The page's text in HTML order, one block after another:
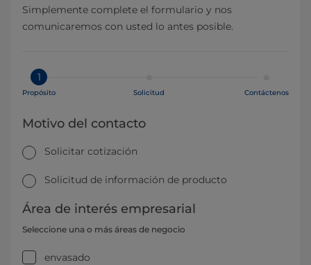
Simplemente complete el formulario y nos
comunicaremos con usted lo antes posible.
1
Propósito Solicitud Contáctenos
Motivo del contacto
Solicitar cotización
Solicitud de información de producto
Área de interés empresarial
Seleccione una o más áreas de negocio
envasado